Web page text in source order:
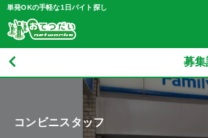
単発OKの手軽な1日バイト探し
募集
コンビニスタッフ